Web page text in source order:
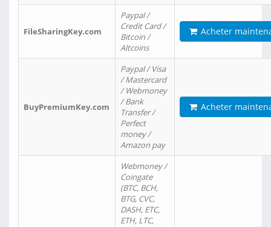
FileSharingKey.com
Paypal /
Credit Card /
Bitcoin /
Altcoins
Acheter
BuyPremiumKey.com
Paypal / Visa
/ Mastercard
/ Webmoney
/ Bank
Transfer /
Perfect
money /
Amazon pay
Acheter
Webmoney /
Coingate
(BTC, BCH,
BTG, CVC,
DASH, ETC,
ETH, LTC,